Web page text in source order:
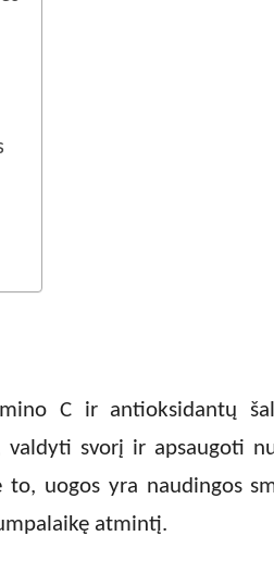
C ir antioksidantų
valdyti svorį ir apsaugoti
uogos yra naudingos
atmintį.